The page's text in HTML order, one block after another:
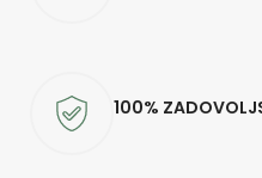
100%